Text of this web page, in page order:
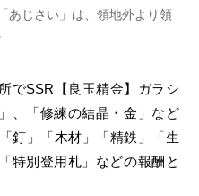
あじさい」は、領地外より領
でSSR【良玉精金】ガラシ
、「修練の結晶・金」など
釘」「木材」「精鉄」「生
特別登用札」などの報酬と